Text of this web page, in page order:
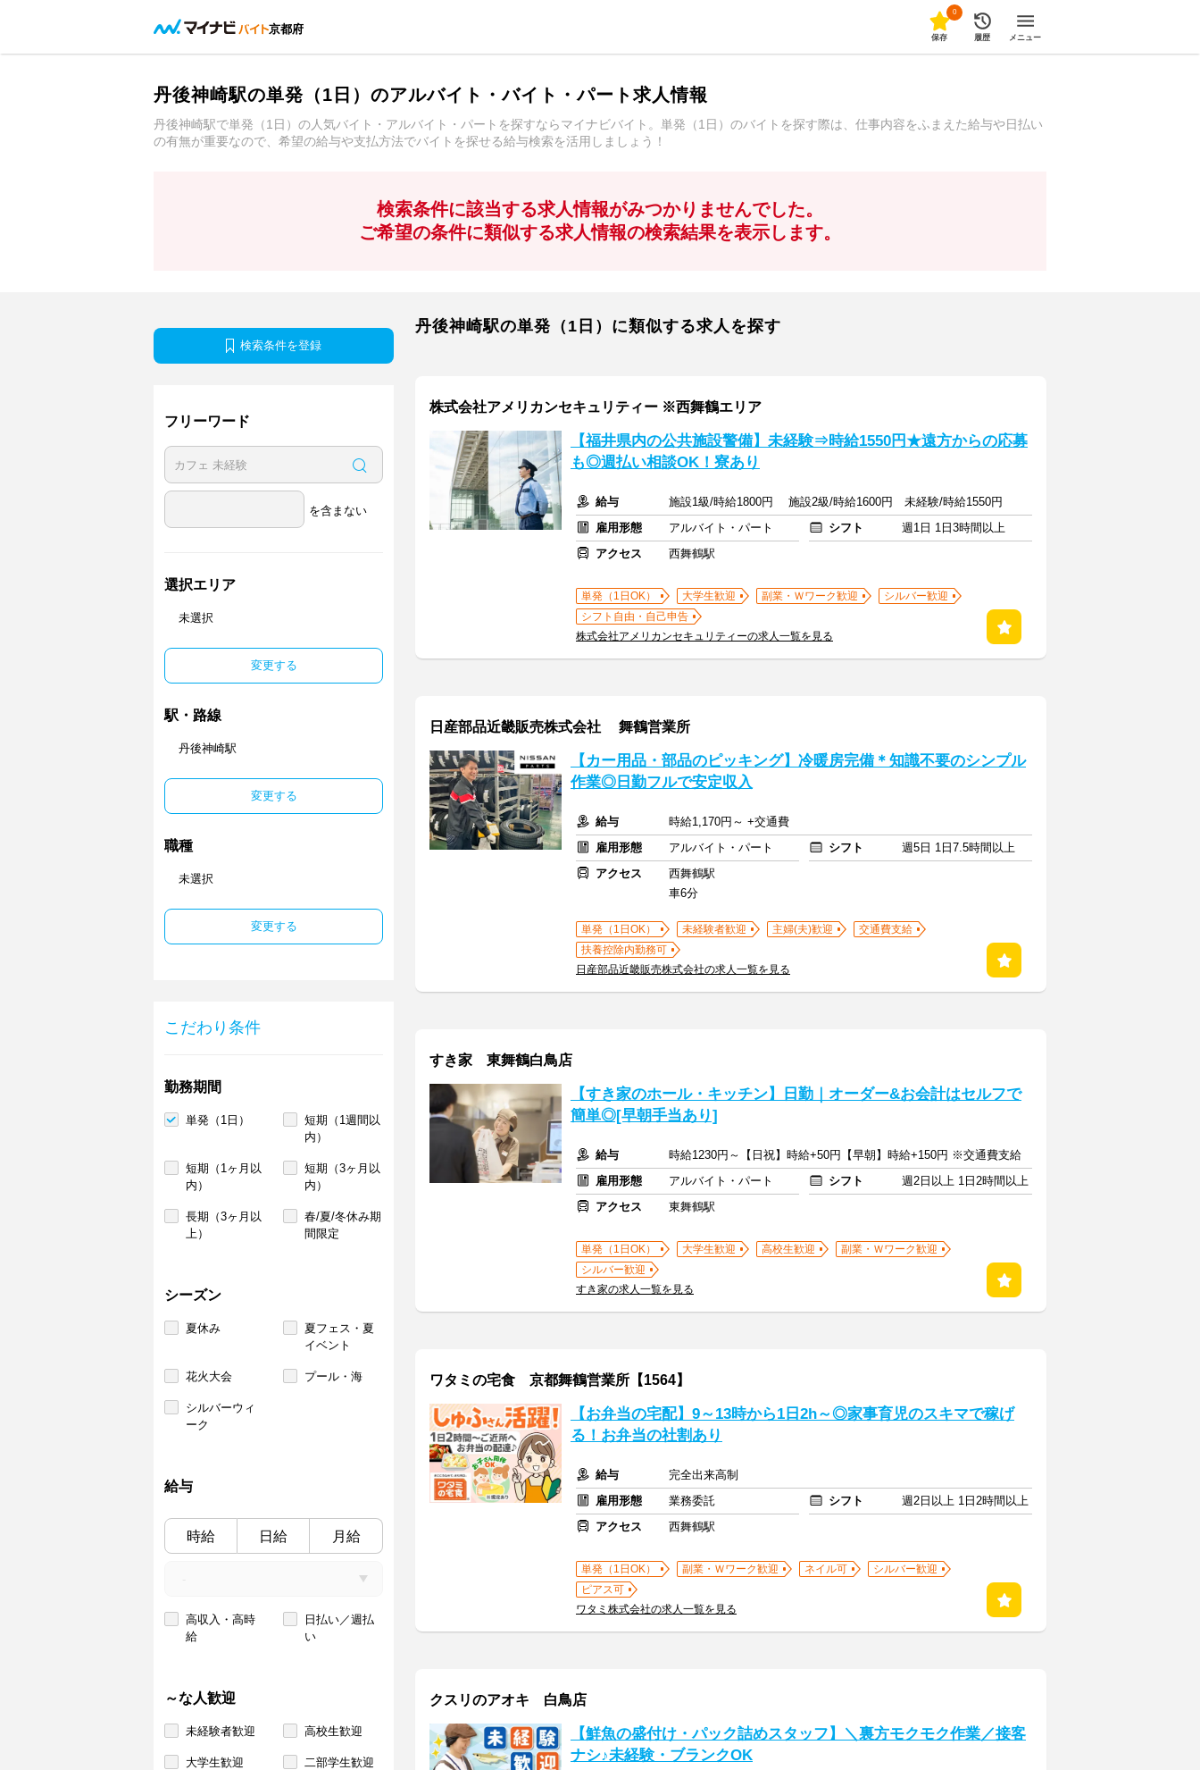
京都府
0
保存 履歴 メニュー
丹後神崎駅の単発（1日）のアルバイト・バイト・パート求人情報
丹後神崎駅で単発（1日）の人気バイト・アルバイト・パートを探すならマイナビバイト。単発（1日）のバイトを探す際は、仕事内容をふまえた給与や日払い
の有無が重要なので、希望の給与や支払方法でバイトを探せる給与検索を活用しましょう！
検索条件に該当する求人情報がみつかりませんでした。
ご希望の条件に類似する求人情報の検索結果を表示します。
検索条件を登録
フリーワード
を含まない
選択エリア
未選択
変更する
駅・路線
丹後神崎駅
変更する
職種
未選択
変更する
こだわり条件
勤務期間
単発（1日）
短期（1週間以
内）
短期（1ヶ月以
内）
短期（3ヶ月以
内）
長期（3ヶ月以
上）
春/夏/冬休み期
間限定
シーズン
夏休み
夏フェス・夏
イベント
花火大会 プール・海
シルバーウィ
ーク
給与
時給 日給 月給
高収入・高時
給
日払い／週払
い
～な人歓迎
未経験者歓迎 高校生歓迎
大学生歓迎 二部学生歓迎
丹後神崎駅の単発（1日）に類似する求人を探す
株式会社アメリカンセキュリティー ※西舞鶴エリア
【福井県内の公共施設警備】未経験⇒時給1550円★遠方からの応募
も◎週払い相談OK！寮あり
給与
施設1級/時給1800円 施設2級/時給1600円 未経験/時給1550円
雇用形態
アルバイト・パート シフト
週1日 1日3時間以上
アクセス
西舞鶴駅
単発（1日OK） 大学生歓迎 副業・Ｗワーク歓迎
シルバー歓迎
シフト自由・自己申告
株式会社アメリカンセキュリティーの求人一覧を見る
日産部品近畿販売株式会社 舞鶴営業所
【カー用品・部品のピッキング】冷暖房完備＊知識不要のシンプル
作業◎日勤フルで安定収入
給与
時給1,170円～ +交通費
雇用形態
アルバイト・パート シフト
週5日 1日7.5時間以上
アクセス
西舞鶴駅
車6分
単発（1日OK） 未経験者歓迎 主婦(夫)歓迎
交通費支給
扶養控除内勤務可
日産部品近畿販売株式会社の求人一覧を見る
すき家 東舞鶴白鳥店
【すき家のホール・キッチン】日勤｜オーダー&お会計はセルフで
簡単◎[早朝手当あり]
給与
時給1230円～【日祝】時給+50円【早朝】時給+150円 ※交通費支給
雇用形態
アルバイト・パート シフト
週2日以上 1日2時間以上
アクセス
東舞鶴駅
単発（1日OK） 大学生歓迎 高校生歓迎
副業・Ｗワーク歓迎
シルバー歓迎
すき家の求人一覧を見る
ワタミの宅食 京都舞鶴営業所【1564】
【お弁当の宅配】9～13時から1日2h～◎家事育児のスキマで稼げ
る！お弁当の社割あり
給与
完全出来高制
雇用形態
業務委託 シフト
週2日以上 1日2時間以上
アクセス
西舞鶴駅
単発（1日OK） 副業・Ｗワーク歓迎 ネイル可
シルバー歓迎
ピアス可
ワタミ株式会社の求人一覧を見る
クスリのアオキ 白鳥店
【鮮魚の盛付け・パック詰めスタッフ】＼裏方モクモク作業／接客
ナシ♪未経験・ブランクOK